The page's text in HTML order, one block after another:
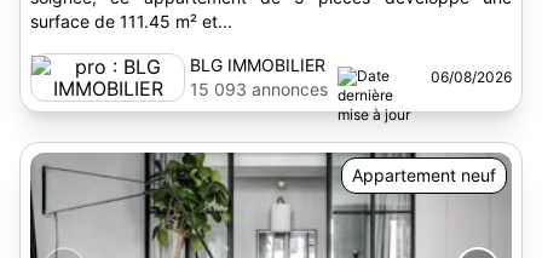
surface de 111.45 m² et...
BLG IMMOBILIER
15 093 annonces
06/08/2026
Appartement neuf